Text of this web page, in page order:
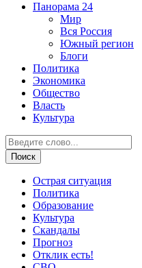
Панорама 24
Мир
Вся Россия
Южный регион
Блоги
Политика
Экономика
Общество
Власть
Культура
Острая ситуация
Политика
Образование
Культура
Скандалы
Прогноз
Отклик есть!